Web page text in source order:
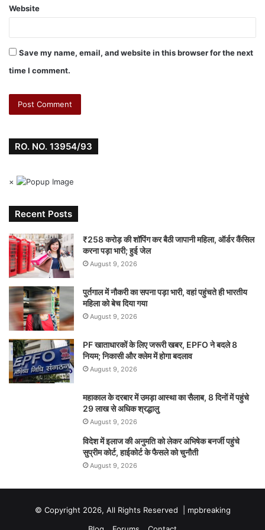
e
o
o
p
p
n n
Website
Save my name, email, and website in this browser for the next
time I comment.
RO. NO. 13954/93
×
Recent Posts
₹258 करोड़ की शॉपिंग कर बैठी जापानी महिला, ऑर्डर कैंसिल
करना पड़ा भारी; हुई जेल
August 9, 2026
पुर्तगाल में नौकरी का सपना पड़ा भारी, वहां पहुंचते ही भारतीय
महिला को बेच दिया गया
August 9, 2026
PF खाताधारकों के लिए जरूरी खबर, EPFO ने बदले 8
नियम; निकासी और क्लेम में होगा बदलाव
August 9, 2026
महाकाल के दरबार में उमड़ा आस्था का सैलाब, 8 दिनों में पहुंचे
29 लाख से अधिक श्रद्धालु
August 9, 2026
विदेश में इलाज की अनुमति को लेकर अभिषेक बनर्जी पहुंचे
सुप्रीम कोर्ट, हाईकोर्ट के फैसले को चुनौती
August 9, 2026
© Copyright 2026, All Rights Reserved | mpbreaking